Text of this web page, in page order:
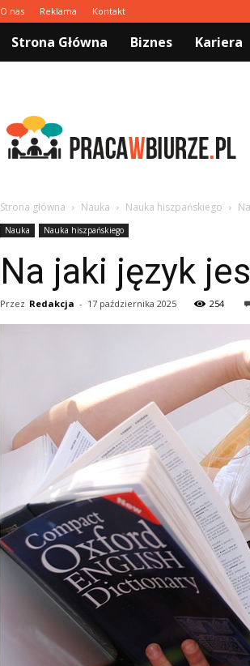
O nas Reklama Kontakt
Strona Główna Biznes Kariera
Strona główna Nauka Nauka hiszpańskiego
Nauka Nauka hiszpańskiego
Na jaki język
Przez Redakcja - 17 października 2025 254